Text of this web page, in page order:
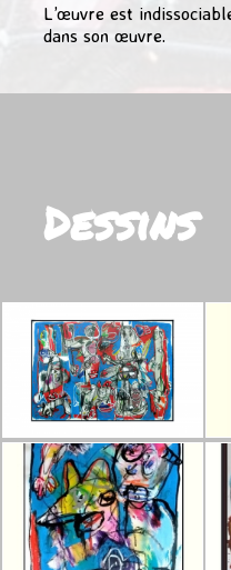
L’œuvre est
dans son œuvre.
Dessins